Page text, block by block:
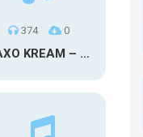
374 0
MAXO KREAM – 6 MONTHS CLEAN